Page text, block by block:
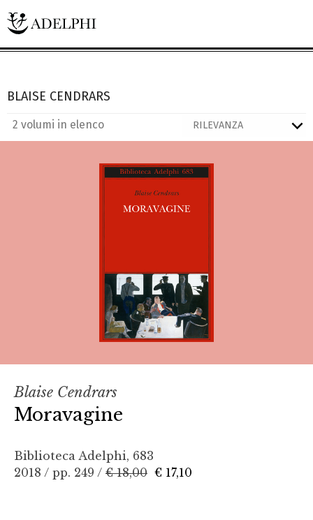
BLAISE CENDRARS
2 volumi in elenco
Blaise Cendrars
Moravagine
Biblioteca Adelphi, 683
2018 / pp. 249 / € 18,00 € 17,10